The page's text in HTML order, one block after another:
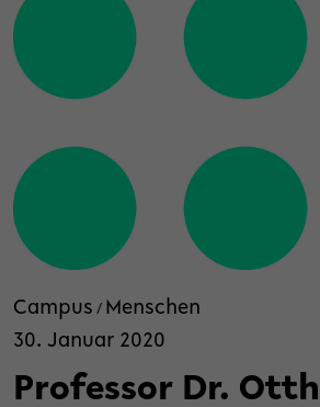
Campus / Menschen
30. Januar 2020
Professor Dr.